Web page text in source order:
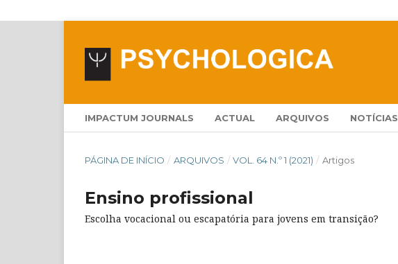
IMPACTUM JOURNALS ACTUAL ARQUIVOS NOTÍCIAS
PÁGINA DE INÍCIO / ARQUIVOS / VOL. 64 N.º 1 (2021) / Artigos
Ensino profissional
Escolha vocacional ou escapatória para jovens em transição?